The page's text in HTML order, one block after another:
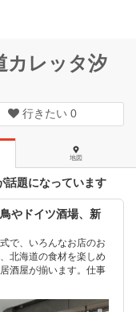
カレッタ汐
行きたい 0
地図
話題になっています
やドイツ酒場、新
で、いろんなお店のお
北海道の食材を楽しめ
酒屋が揃います。仕事